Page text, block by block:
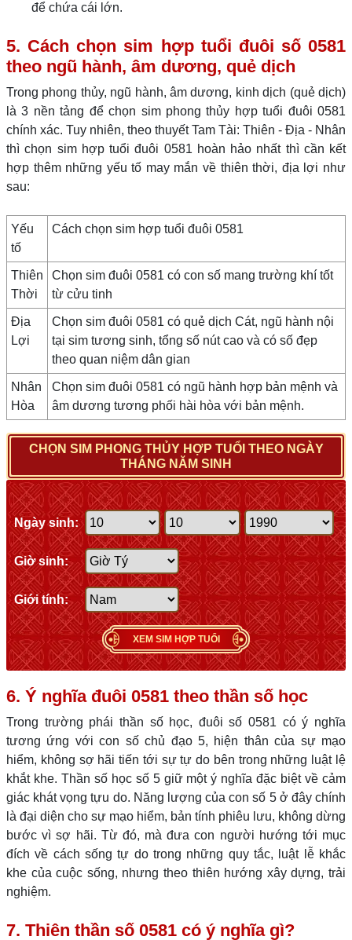
để chứa cái lớn.
5. Cách chọn sim hợp tuổi đuôi số 0581
theo ngũ hành, âm dương, quẻ dịch
Trong phong thủy, ngũ hành, âm dương, kinh dịch (quẻ dịch)
là 3 nền tảng để chọn sim phong thủy hợp tuổi đuôi 0581
chính xác. Tuy nhiên, theo thuyết Tam Tài: Thiên - Địa - Nhân
thì chọn sim hợp tuổi đuôi 0581 hoàn hảo nhất thì cần kết
hợp thêm những yếu tố may mắn về thiên thời, địa lợi như
sau:
Yếu
tố
Cách chọn sim hợp tuổi đuôi 0581
Thiên
Thời
Chọn sim đuôi 0581 có con số mang trường khí tốt
từ cửu tinh
Địa
Lợi
Chọn sim đuôi 0581 có quẻ dịch Cát, ngũ hành nội
tại sim tương sinh, tổng số nút cao và có số đẹp
theo quan niệm dân gian
Nhân
Hòa
Chọn sim đuôi 0581 có ngũ hành hợp bản mệnh và
âm dương tương phối hài hòa với bản mệnh.
CHỌN SIM PHONG THỦY HỢP TUỔI THEO NGÀY
THÁNG NĂM SINH
Ngày sinh:
Giờ sinh:
Giới tính:
XEM SIM HỢP TUỔI
6. Ý nghĩa đuôi 0581 theo thần số học
Trong trường phái thần số học, đuôi số 0581 có ý nghĩa
tương ứng với con số chủ đạo 5, hiện thân của sự mạo
hiểm, không sợ hãi tiến tới sự tự do bên trong những luật lệ
khắt khe. Thần số học số 5 giữ một ý nghĩa đặc biệt về cảm
giác khát vọng tựu do. Năng lượng của con số 5 ở đây chính
là đại diện cho sự mạo hiểm, bản tính phiêu lưu, không dừng
bước vì sợ hãi. Từ đó, mà đưa con người hướng tới mục
đích về cách sống tự do trong những quy tắc, luật lễ khắc
khe của cuộc sống, nhưng theo thiên hướng xây dựng, trải
nghiệm.
7. Thiên thần số 0581 có ý nghĩa gì?